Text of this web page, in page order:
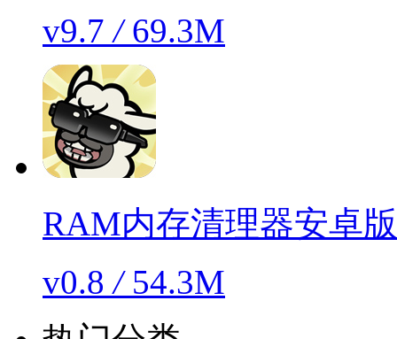
v9.7/69.3M
RAM内存清理器安卓版
v0.8/54.3M